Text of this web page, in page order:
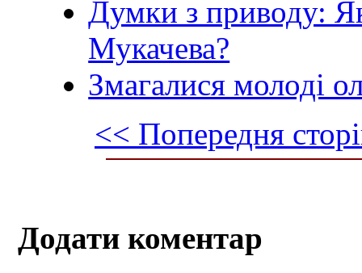
Думки з приводу:
Мукачева?
Змагалися молоді
<< Попередня
Додати коментар